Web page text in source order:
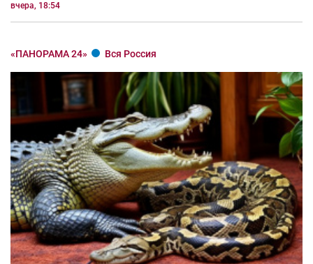
вчера, 18:54
«ПАНОРАМА 24» Вся Россия